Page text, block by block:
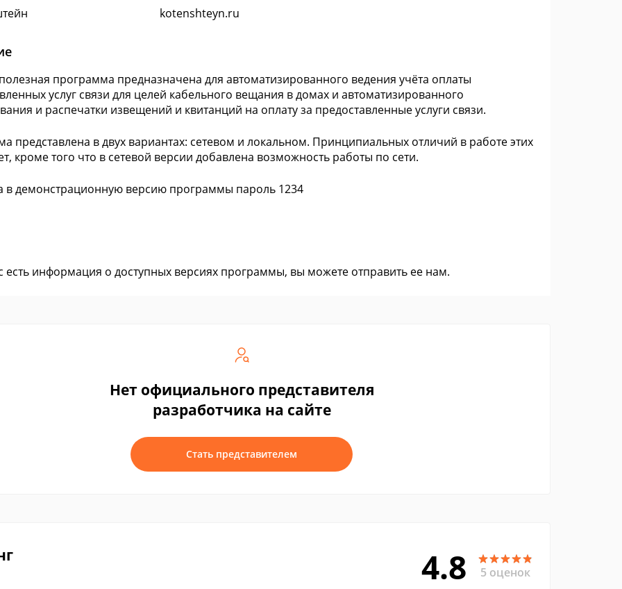
kotenshteyn.ru
программа предназначена для автоматизированного ведения учёта оплаты
услуг связи для целей кабельного вещания в домах и автоматизированного
и распечатки извещений и квитанций на оплату за предоставленные услуги связи.
представлена в двух вариантах: сетевом и локальном. Принципиальных отличий в работе этих
кроме того что в сетевой версии добавлена возможность работы по сети.
в демонстрационную версию программы пароль 1234
есть информация о доступных версиях программы, вы можете отправить ее нам.
Нет официального представителя
разработчика на сайте
Стать представителем
4.8 5 оценок